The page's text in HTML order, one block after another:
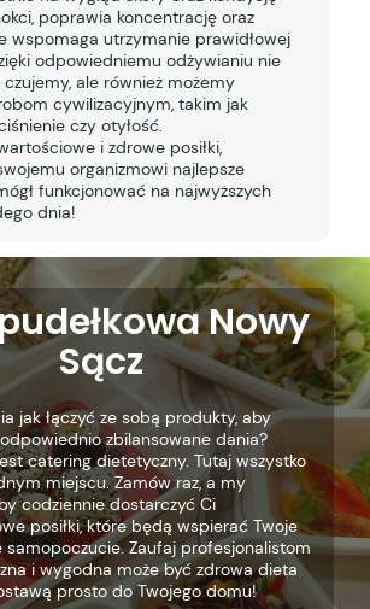
poprawia koncentrację oraz
wspomaga utrzymanie prawidłowej
odpowiedniemu odżywianiu nie
ale również możemy
cywilizacyjnym, takim jak
czy otyłość.
i zdrowe posiłki,
organizmowi najlepsze
funkcjonować na najwyższych
dnia!
Nowy
Sącz
jak łączyć ze sobą produkty, aby
zbilansowane dania?
catering dietetyczny. Tutaj wszystko
miejscu. Zamów raz, a my
codziennie dostarczyć Ci
posiłki, które będą wspierać Twoje
Zaufaj profesjonalistom
i wygodna może być zdrowa dieta
prosto do Twojego domu!